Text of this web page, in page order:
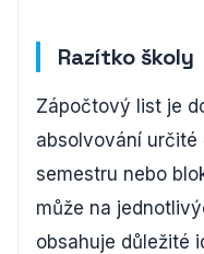
Razítko školy
Zápočtový list je
absolvování
semestru nebo
může na
obsahuje důležité